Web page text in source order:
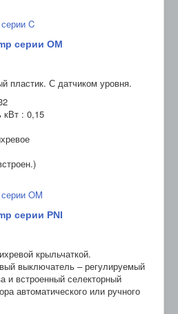
C
серии OM
пластик. С датчиком уровня.
: 0,15
OM
серии PNI
крыльчаткой.
выключатель – регулируемый
и встроенный селекторный
автоматического или ручного